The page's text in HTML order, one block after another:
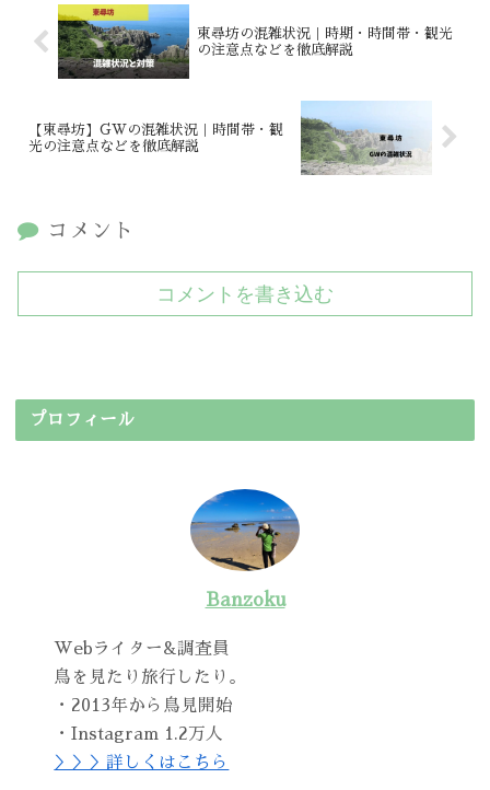
東尋坊の混雑状況｜時期・時間帯・観光
の注意点などを徹底解説
【東尋坊】GWの混雑状況｜時間帯・観
光の注意点などを徹底解説
コメント
コメントを書き込む
プロフィール
Banzoku
Webライター&調査員
鳥を見たり旅行したり。
・2013年から鳥見開始
・Instagram 1.2万人
＞＞＞詳しくはこちら